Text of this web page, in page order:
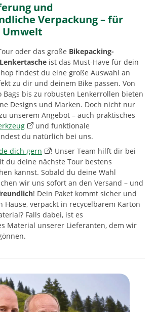
und
Verpackung – für
Umwelt
oder das große Bikepacking-
Lenkertasche ist das Must-Have für dein
findest du eine große Auswahl an
zu dir und deinem Bike passen. Von
Bags bis zu robusten Lenkerrollen bieten
Designs und Marken. Doch nicht nur
unserem Angebot – auch praktisches
und funktionale
du natürlich bei uns.
dich gern
! Unser Team hilft dir bei
du deine nächste Tour bestens
kannst. Sobald du deine Wahl
wir uns sofort an den Versand – und
! Dein Paket kommt sicher und
Hause, verpackt in recycelbarem Karton
Falls dabei, ist es
Material unserer Lieferanten, dem wir